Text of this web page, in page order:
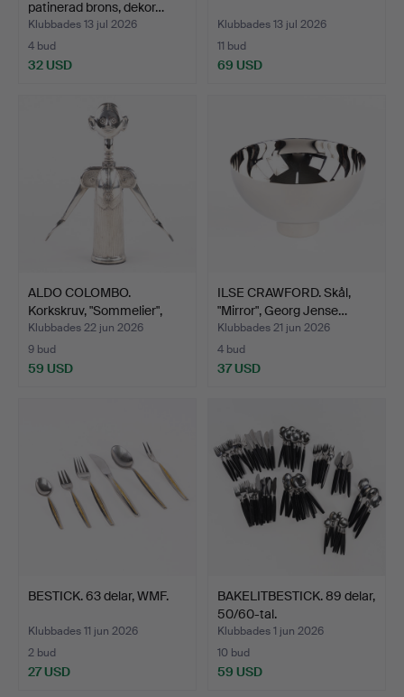
patinerad brons, dekor…
Klubbades 13 jul 2026
4 bud
32 USD
Klubbades 13 jul 2026
11 bud
69 USD
ALDO COLOMBO.
Korkskruv, "Sommelier",
Ital…
Klubbades 22 jun 2026
9 bud
59 USD
ILSE CRAWFORD. Skål,
"Mirror", Georg Jense…
Klubbades 21 jun 2026
4 bud
37 USD
BESTICK. 63 delar, WMF.
Klubbades 11 jun 2026
2 bud
27 USD
BAKELITBESTICK. 89 delar,
50/60-tal.
Klubbades 1 jun 2026
10 bud
59 USD